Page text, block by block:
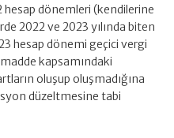
dönemleri (kendilerine
2022 ve 2023 yılında biten
hesap dönemi geçici vergi
kapsamındaki
oluşup oluşmadığına
düzeltmesine tabi